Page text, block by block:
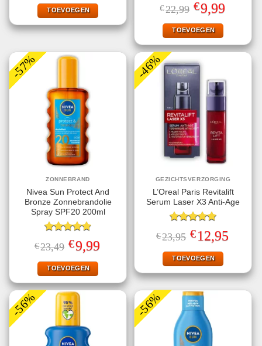
was:
€32,95.
TOEVOEGEN
Gewaardeerd
4.56uit 5
€22,99 Oorspronkelijke
prijs
was:
€22,99.
€9,99Huidige
prijs
TOEVOEGEN
-57%
ZONNEBRAND
Nivea Sun Protect And
Bronze Zonnebrandolie
Spray SPF20 200ml
Gewaardeerd
4.78uit 5
€23,49 Oorspronkelijke
prijs
was:
€23,49.
€9,99Huidige
prijs
TOEVOEGEN
-46%
GEZICHTSVERZORGING
L’Oreal Paris Revitalift
Serum Laser X3 Anti-Age
Gewaardeerd
5.00uit 5
€23,95 Oorspronkelijke
prijs
was:
€23,95.
€12,95prijs
TOEVOEGEN
-56% -56%